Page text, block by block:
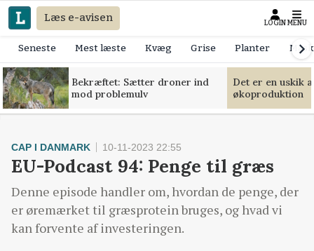
Læs e-avisen LOGIN MENU
Seneste Mest læste Kvæg Grise Planter
Bekræftet: Sætter droner ind
mod problemulv
Det er en uskik
økoproduktion
CAP I DANMARK 10-11-2023 22:55
EU-Podcast 94: Penge til græs
Denne episode handler om, hvordan de penge, der
er øremærket til græsprotein bruges, og hvad vi
kan forvente af investeringen.